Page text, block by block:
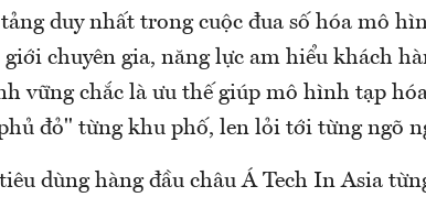
duy nhất trong cuộc đua số hóa mô
chuyên gia, năng lực am hiểu khách
vững chắc là ưu thế giúp mô hình tạp
đỏ" từng khu phố, len lỏi tới từng ngõ
dùng hàng đầu châu Á Tech In Asia